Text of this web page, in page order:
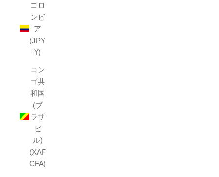
コロ
ンビ
ア
(JPY
¥)
コン
ゴ共
和国
(ブ
ラザ
ビ
ル)
(XAF
CFA)